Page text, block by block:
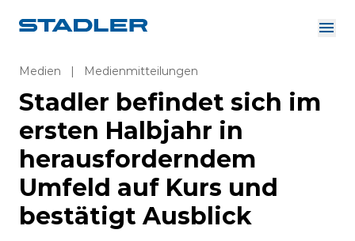
Investor Relations
Zulieferer
Downloads
Deutsch
Über uns
Lösungen
Karriere
Medien | Medienmitteilungen
Stadler befindet sich im
ersten Halbjahr in
herausforderndem
Umfeld auf Kurs und
bestätigt Ausblick